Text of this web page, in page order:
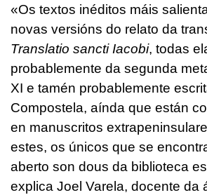
«Os textos inéditos máis
novas versións do relato da
Translatio sancti Iacobi, todas
probablemente da segunda
XI e tamén probablemente
Compostela, aínda que están
en manuscritos
estes, os únicos que se
aberto son dous da biblioteca
explica Joel Varela, docente da